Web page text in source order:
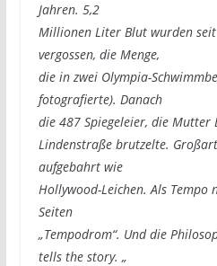
Jahren. 5,2
Millionen Liter Blut wurden
vergossen, die Menge,
die in zwei Olympia-
fotografierte). Danach
die 487 Spiegeleier, die Mutter
Lindenstraße brutzelte.
aufgebahrt wie
Hollywood-Leichen. Als Tempo
Seiten
„Tempodrom“. Und die
tells the story. „